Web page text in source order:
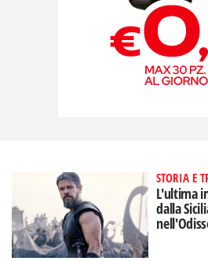
STORIA E
L'ultima
dalla